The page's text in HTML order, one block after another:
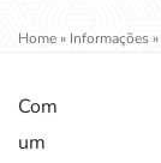
Home» Informações»
Com
um